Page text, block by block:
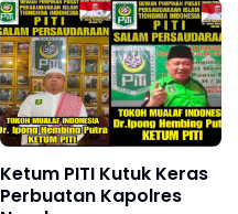
Ketum PITI Kutuk Keras
Perbuatan Kapolres